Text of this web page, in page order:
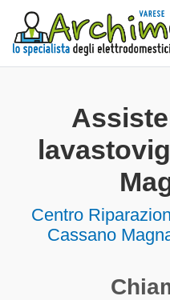
Centro
Cassano